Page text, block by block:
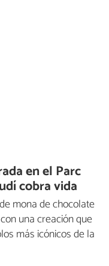
en el Parc
cobra vida
mona de chocolate
una creación que
más icónicos de la